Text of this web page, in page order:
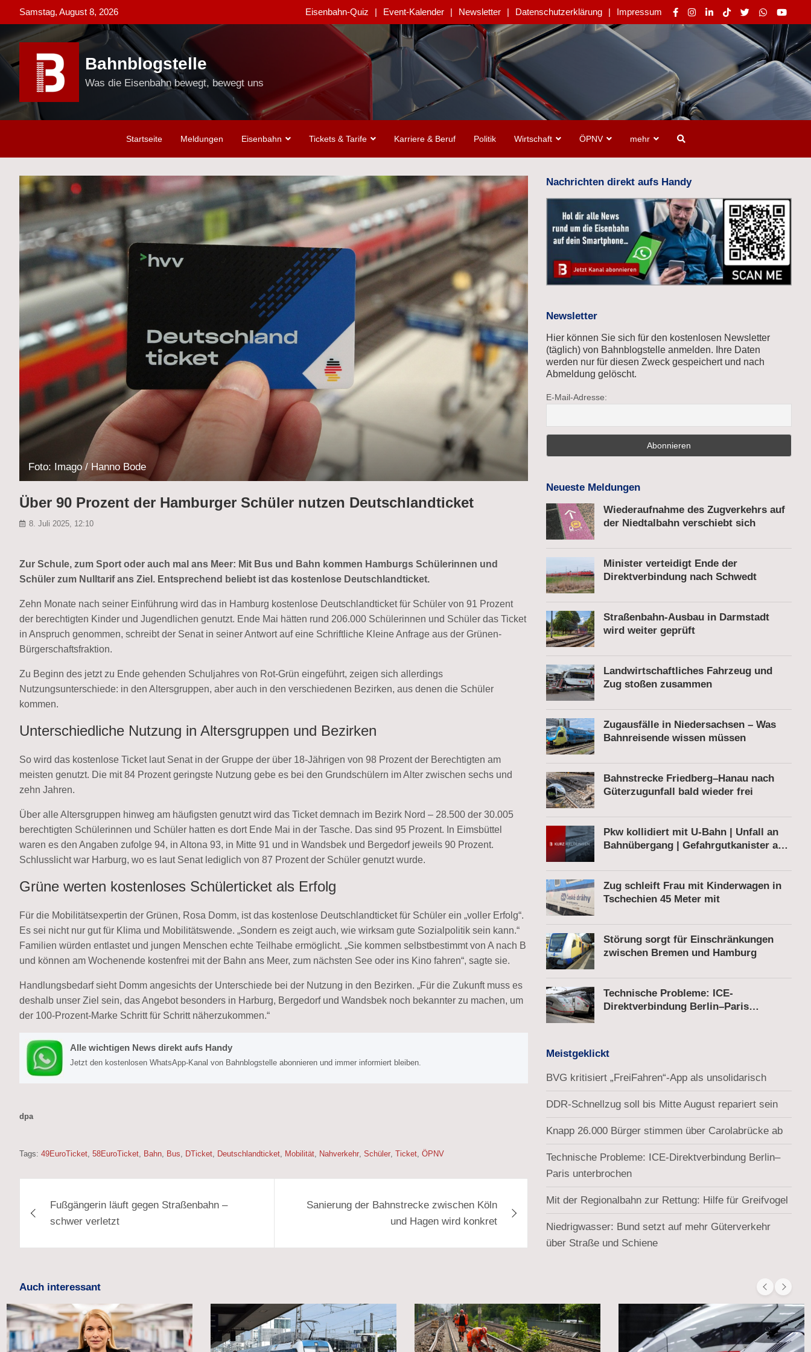
to
content
Samstag, August 8, 2026 Eisenbahn-Quiz Event-Kalender Newsletter Datenschutzerklärung Impressum
Bahnblogstelle
Was die Eisenbahn bewegt, bewegt uns
Startseite Meldungen Eisenbahn Tickets & Tarife Karriere & Beruf Politik Wirtschaft ÖPNV mehr
Foto: Imago / Hanno Bode
Über 90 Prozent der Hamburger Schüler nutzen Deutschlandticket
8. Juli 2025, 12:10
Zur Schule, zum Sport oder auch mal ans Meer: Mit Bus und Bahn kommen Hamburgs Schülerinnen und
Schüler zum Nulltarif ans Ziel. Entsprechend beliebt ist das kostenlose Deutschlandticket.
Zehn Monate nach seiner Einführung wird das in Hamburg kostenlose Deutschlandticket für Schüler von 91 Prozent
der berechtigten Kinder und Jugendlichen genutzt. Ende Mai hätten rund 206.000 Schülerinnen und Schüler das Ticket
in Anspruch genommen, schreibt der Senat in seiner Antwort auf eine Schriftliche Kleine Anfrage aus der Grünen-
Bürgerschaftsfraktion.
Zu Beginn des jetzt zu Ende gehenden Schuljahres von Rot-Grün eingeführt, zeigen sich allerdings
Nutzungsunterschiede: in den Altersgruppen, aber auch in den verschiedenen Bezirken, aus denen die Schüler
kommen.
Unterschiedliche Nutzung in Altersgruppen und Bezirken
So wird das kostenlose Ticket laut Senat in der Gruppe der über 18-Jährigen von 98 Prozent der Berechtigten am
meisten genutzt. Die mit 84 Prozent geringste Nutzung gebe es bei den Grundschülern im Alter zwischen sechs und
zehn Jahren.
Über alle Altersgruppen hinweg am häufigsten genutzt wird das Ticket demnach im Bezirk Nord – 28.500 der 30.005
berechtigten Schülerinnen und Schüler hatten es dort Ende Mai in der Tasche. Das sind 95 Prozent. In Eimsbüttel
waren es den Angaben zufolge 94, in Altona 93, in Mitte 91 und in Wandsbek und Bergedorf jeweils 90 Prozent.
Schlusslicht war Harburg, wo es laut Senat lediglich von 87 Prozent der Schüler genutzt wurde.
Grüne werten kostenloses Schülerticket als Erfolg
Für die Mobilitätsexpertin der Grünen, Rosa Domm, ist das kostenlose Deutschlandticket für Schüler ein „voller Erfolg“.
Es sei nicht nur gut für Klima und Mobilitätswende. „Sondern es zeigt auch, wie wirksam gute Sozialpolitik sein kann.“
Familien würden entlastet und jungen Menschen echte Teilhabe ermöglicht. „Sie kommen selbstbestimmt von A nach B
und können am Wochenende kostenfrei mit der Bahn ans Meer, zum nächsten See oder ins Kino fahren“, sagte sie.
Handlungsbedarf sieht Domm angesichts der Unterschiede bei der Nutzung in den Bezirken. „Für die Zukunft muss es
deshalb unser Ziel sein, das Angebot besonders in Harburg, Bergedorf und Wandsbek noch bekannter zu machen, um
der 100-Prozent-Marke Schritt für Schritt näherzukommen.“
Alle wichtigen News direkt aufs Handy
Jetzt den kostenlosen WhatsApp-Kanal von Bahnblogstelle abonnieren und immer informiert bleiben.
dpa
Tags: 49EuroTicket 58EuroTicket Bahn Bus DTicket Deutschlandticket Mobilität Nahverkehr Schüler Ticket ÖPNV
Fußgängerin läuft gegen Straßenbahn –
schwer verletzt
Sanierung der Bahnstrecke zwischen Köln
und Hagen wird konkret
Nachrichten direkt aufs Handy
Newsletter
Hier können Sie sich für den kostenlosen Newsletter
(täglich) von Bahnblogstelle anmelden. Ihre Daten
werden nur für diesen Zweck gespeichert und nach
Abmeldung gelöscht.
E-Mail-Adresse:
Neueste Meldungen
Wiederaufnahme des Zugverkehrs auf
der Niedtalbahn verschiebt sich
Minister verteidigt Ende der
Direktverbindung nach Schwedt
Straßenbahn-Ausbau in Darmstadt
wird weiter geprüft
Landwirtschaftliches Fahrzeug und
Zug stoßen zusammen
Zugausfälle in Niedersachsen – Was
Bahnreisende wissen müssen
Bahnstrecke Friedberg–Hanau nach
Güterzugunfall bald wieder frei
Pkw kollidiert mit U-Bahn | Unfall an
Bahnübergang | Gefahrgutkanister auf
Zug schleift Frau mit Kinderwagen in
Tschechien 45 Meter mit
Störung sorgt für Einschränkungen
zwischen Bremen und Hamburg
Technische Probleme: ICE-
Direktverbindung Berlin–Paris
Meistgeklickt
BVG kritisiert „FreiFahren“-App als unsolidarisch
DDR-Schnellzug soll bis Mitte August repariert sein
Knapp 26.000 Bürger stimmen über Carolabrücke ab
Technische Probleme: ICE-Direktverbindung Berlin–
Paris unterbrochen
Mit der Regionalbahn zur Rettung: Hilfe für Greifvogel
Niedrigwasser: Bund setzt auf mehr Güterverkehr
über Straße und Schiene
Auch interessant